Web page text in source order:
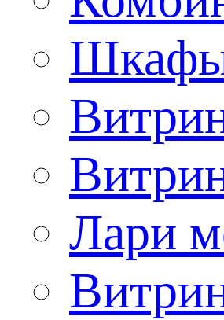
Шкафы
Лари